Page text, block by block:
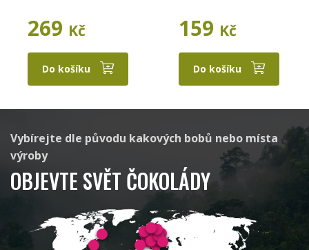
Standout Chocolate
269 Kč
Do košíku
159 Kč
Do košíku
Vybírejte dle původu kakových bobů nebo místa
výroby
OBJEVTE SVĚT ČOKOLÁDY